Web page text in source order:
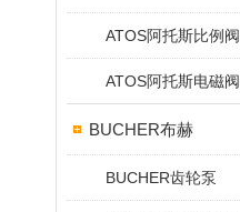
ATOS阿托斯比例阀
ATOS阿托斯电磁阀
BUCHER布赫
BUCHER齿轮泵